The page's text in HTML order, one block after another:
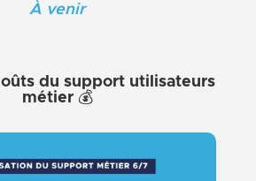
À venir
du support utilisateurs
métier 💰